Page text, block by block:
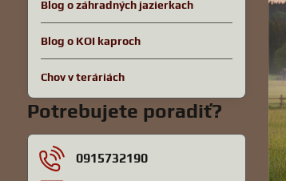
Blog o záhradných jazierkach
Blog o KOI kaproch
Chov v teráriách
Potrebujete poradiť?
0915732190